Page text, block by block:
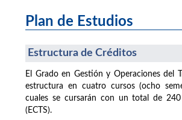
Plan de Estudios
Estructura de Créditos
El Grado en Gestión y Operaciones del
estructura en cuatro cursos (ocho
cuales se cursarán con un total de
(ECTS).